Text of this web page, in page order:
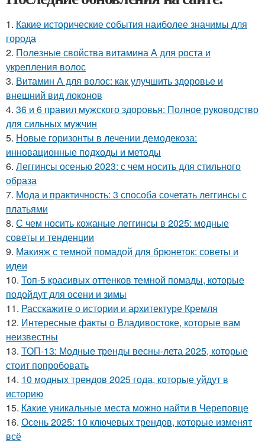
1. Какие исторические события наиболее значимы для
города
2. Полезные свойства витамина А для роста и
укрепления волос
3. Витамин А для волос: как улучшить здоровье и
внешний вид локонов
4. 36 и 6 правил мужского здоровья: Полное руководство
для сильных мужчин
5. Новые горизонты в лечении демодекоза:
инновационные подходы и методы
6. Леггинсы осенью 2023: с чем носить для стильного
образа
7. Мода и практичность: 3 способа сочетать леггинсы с
платьями
8. С чем носить кожаные леггинсы в 2025: модные
советы и тенденции
9. Макияж с темной помадой для брюнеток: советы и
идеи
10. Топ-5 красивых оттенков темной помады, которые
подойдут для осени и зимы
11. Расскажите о истории и архитектуре Кремля
12. Интересные факты о Владивостоке, которые вам
неизвестны
13. ТОП-13: Модные тренды весны-лета 2025, которые
стоит попробовать
14. 10 модных трендов 2025 года, которые уйдут в
историю
15. Какие уникальные места можно найти в Череповце
16. Осень 2025: 10 ключевых трендов, которые изменят
всё